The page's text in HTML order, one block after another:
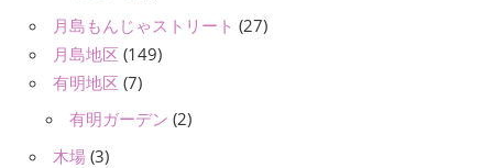
月島もんじゃストリート (27)
月島地区 (149)
有明地区 (7)
有明ガーデン (2)
木場 (3)